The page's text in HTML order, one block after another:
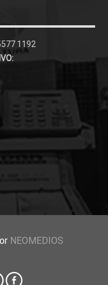
1192
NEOMEDIOS